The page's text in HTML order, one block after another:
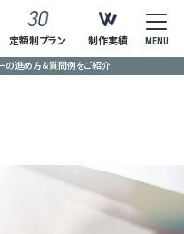
定額制プラン 制作実績 MENU
の進め方＆質問例をご紹介